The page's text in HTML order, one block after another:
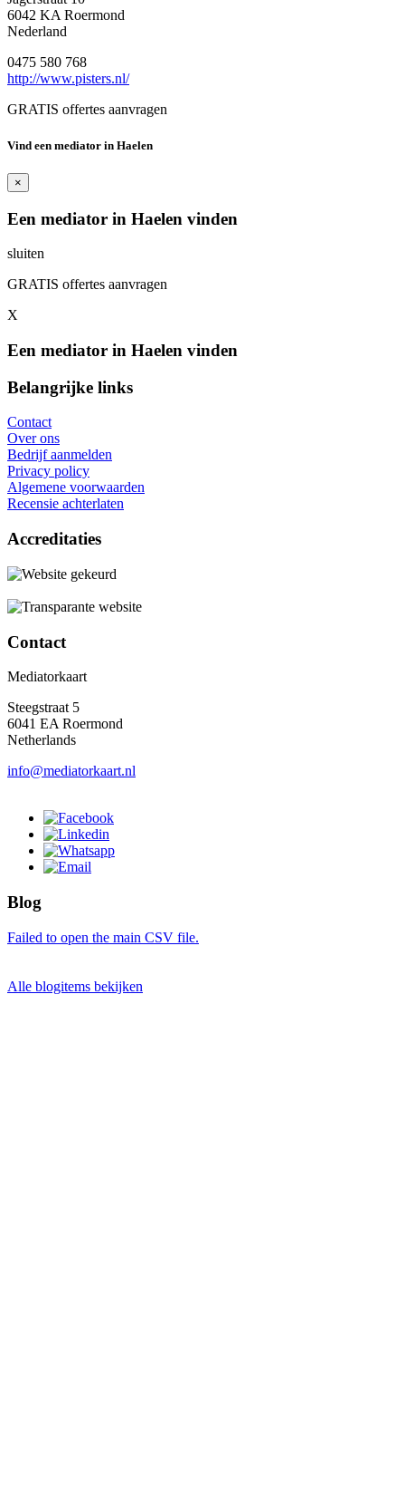
6042 KA Roermond
Nederland
0475 580 768
http://www.pisters.nl/
GRATIS offertes aanvragen
Vind een mediator in Haelen
×
Een mediator in Haelen vinden
sluiten
GRATIS offertes aanvragen
X
Een mediator in Haelen vinden
Belangrijke links
Contact
Over ons
Bedrijf aanmelden
Privacy policy
Algemene voorwaarden
Recensie achterlaten
Accreditaties
Contact
Mediatorkaart
Steegstraat 5
6041 EA Roermond
Netherlands
info@mediatorkaart.nl
Blog
Failed to open the main CSV file.
Alle blogitems bekijken